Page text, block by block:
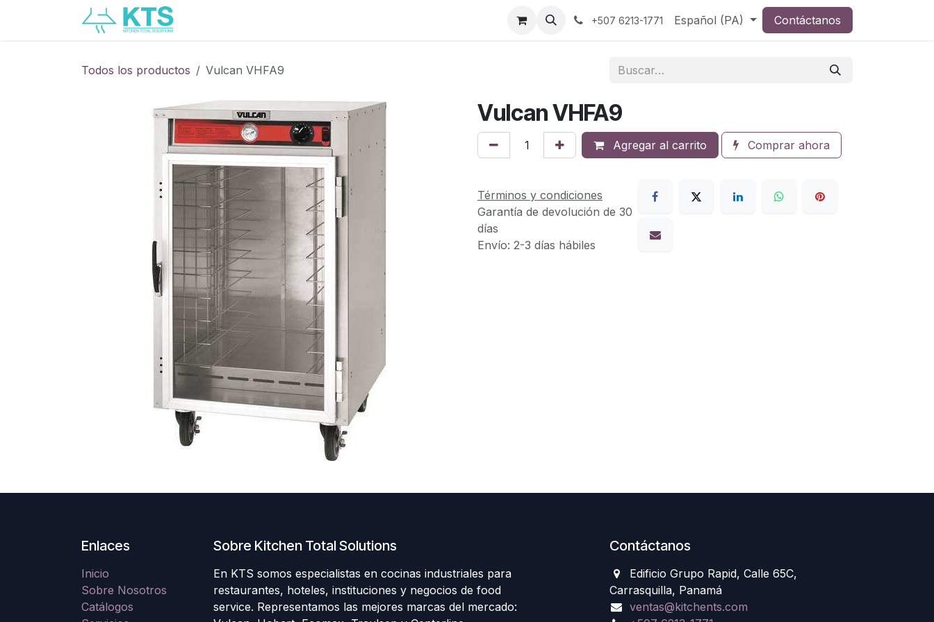
+507 6213-1771 Español (PA) Contáctanos
Todos los productos Vulcan VHFA9
Vulcan VHFA9
Agregar al carrito Comprar ahora
Términos y condiciones
Garantía de devolución de 30
días
Envío: 2-3 días hábiles
Enlaces
Inicio
Sobre Nosotros
Catálogos
Sobre Kitchen Total Solutions
En KTS somos especialistas en cocinas industriales para
restaurantes, hoteles, instituciones y negocios de food
service. Representamos las mejores marcas del mercado:
Contáctanos
Edificio Grupo Rapid, Calle 65C,
Carrasquilla, Panamá
ventas@kitchents.com